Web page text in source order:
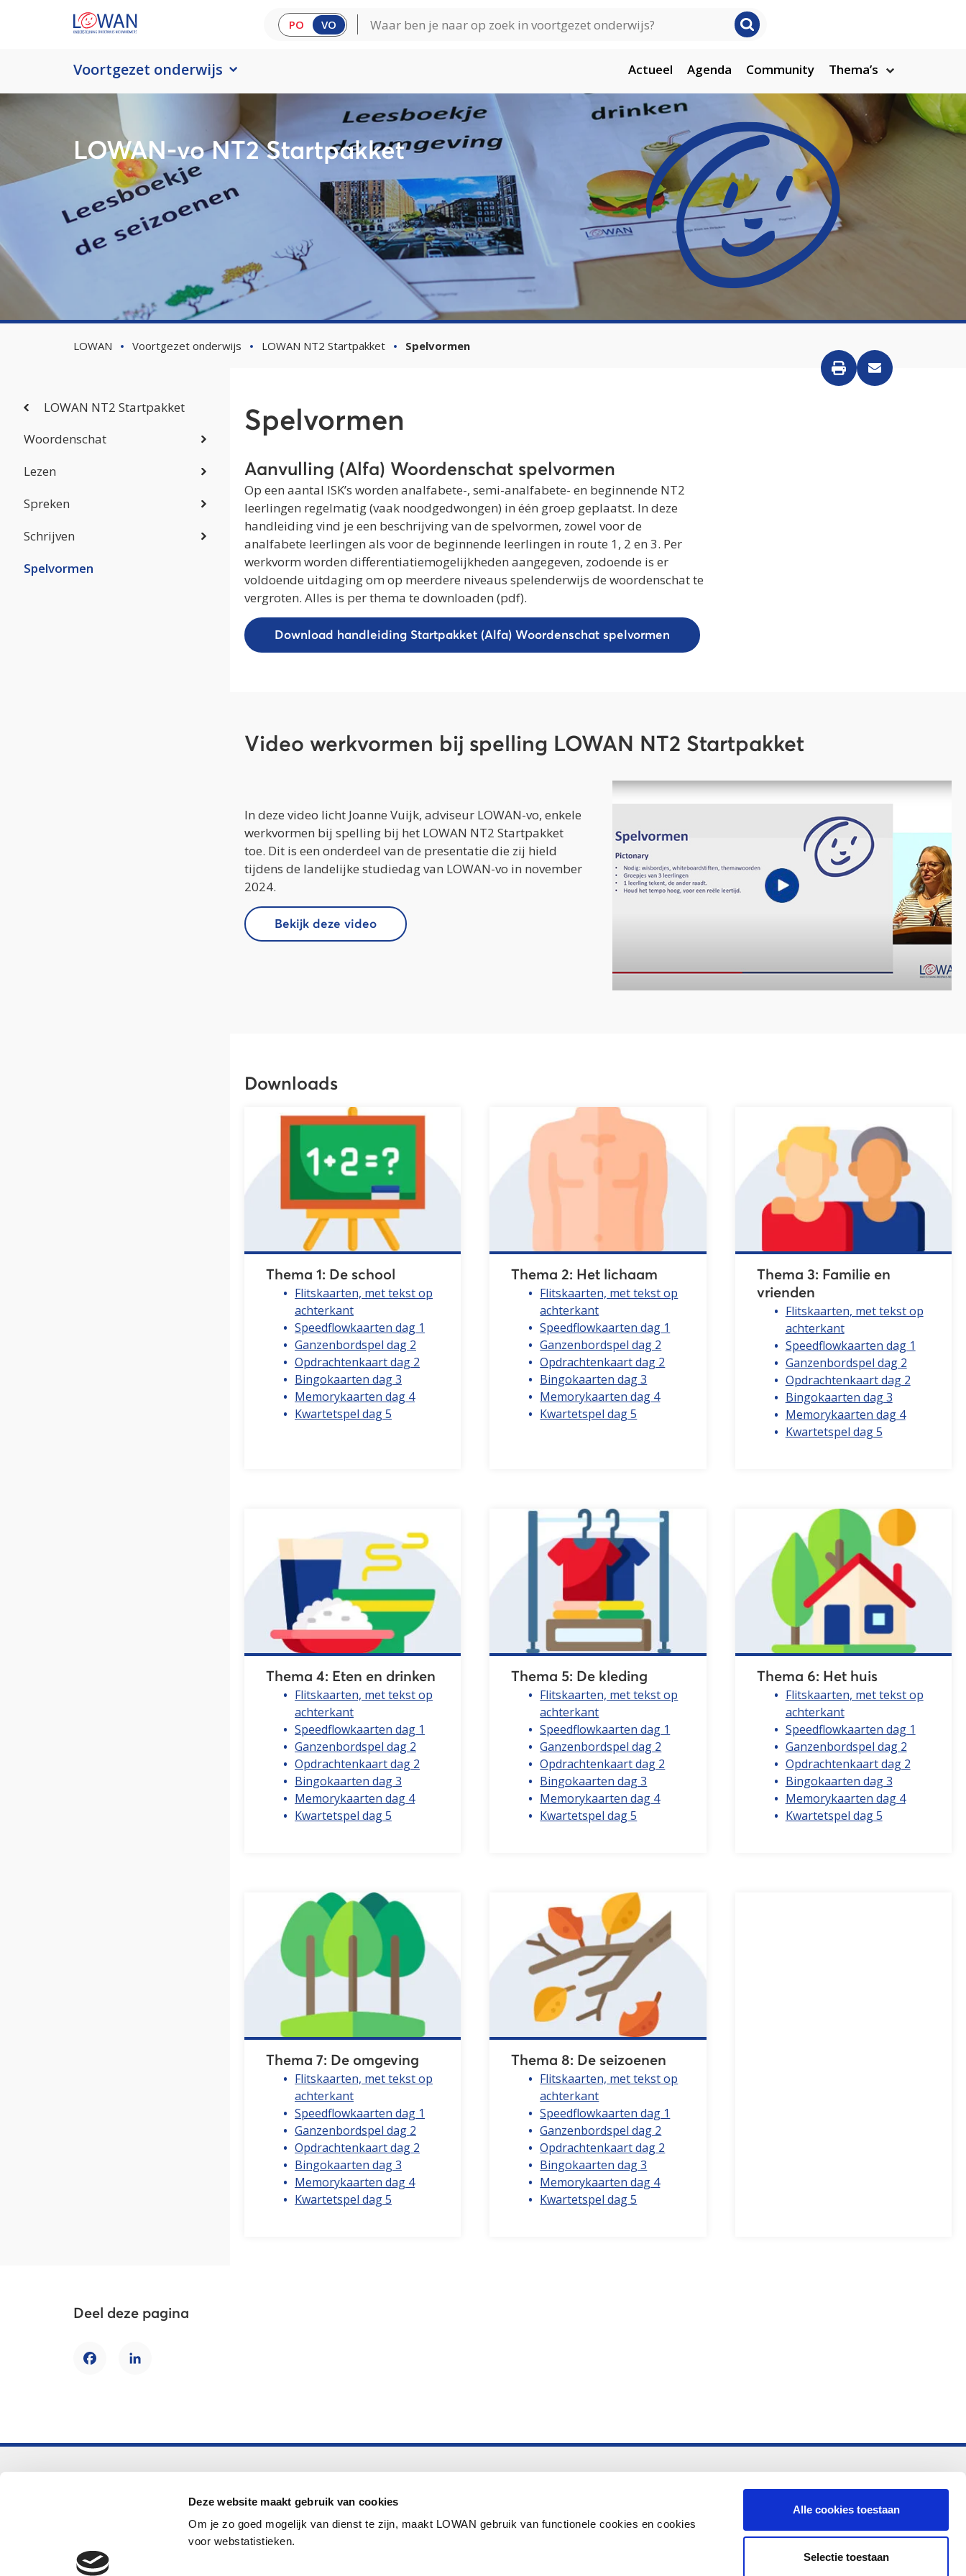
Deze website maakt gebruik van cookies
Om je zo goed mogelijk van dienst te zijn, maakt LOWAN gebruik van functionele cookies en cookies
voor webstatistieken.
Alle cookies toestaan
Selectie toestaan
PO VO
Voortgezet onderwijs Actueel Agenda Community Thema’s
LOWAN-vo NT2 Startpakket
LOWAN Voortgezet onderwijs LOWAN NT2 Startpakket Spelvormen
LOWAN NT2 Startpakket
Woordenschat
Lezen
Spreken
Schrijven
Spelvormen
Spelvormen
Aanvulling (Alfa) Woordenschat spelvormen
Op een aantal ISK’s worden analfabete-, semi-analfabete- en beginnende NT2
leerlingen regelmatig (vaak noodgedwongen) in één groep geplaatst. In deze
handleiding vind je een beschrijving van de spelvormen, zowel voor de
analfabete leerlingen als voor de beginnende leerlingen in route 1, 2 en 3. Per
werkvorm worden differentiatiemogelijkheden aangegeven, zodoende is er
voldoende uitdaging om op meerdere niveaus spelenderwijs de woordenschat te
vergroten. Alles is per thema te downloaden (pdf).
Download handleiding Startpakket (Alfa) Woordenschat spelvormen
Video werkvormen bij spelling LOWAN NT2 Startpakket
In deze video licht Joanne Vuijk, adviseur LOWAN-vo, enkele
werkvormen bij spelling bij het LOWAN NT2 Startpakket
toe. Dit is een onderdeel van de presentatie die zij hield
tijdens de landelijke studiedag van LOWAN-vo in november
2024.
Bekijk deze video
Downloads
Thema 1: De school
Flitskaarten, met tekst op
achterkant
Speedflowkaarten dag 1
Ganzenbordspel dag 2
Opdrachtenkaart dag 2
Bingokaarten dag 3
Memorykaarten dag 4
Kwartetspel dag 5
Thema 2: Het lichaam
Flitskaarten, met tekst op
achterkant
Speedflowkaarten dag 1
Ganzenbordspel dag 2
Opdrachtenkaart dag 2
Bingokaarten dag 3
Memorykaarten dag 4
Kwartetspel dag 5
Thema 3: Familie en
vrienden
Flitskaarten, met tekst op
achterkant
Speedflowkaarten dag 1
Ganzenbordspel dag 2
Opdrachtenkaart dag 2
Bingokaarten dag 3
Memorykaarten dag 4
Kwartetspel dag 5
Thema 4: Eten en drinken
Flitskaarten, met tekst op
achterkant
Speedflowkaarten dag 1
Ganzenbordspel dag 2
Opdrachtenkaart dag 2
Bingokaarten dag 3
Memorykaarten dag 4
Kwartetspel dag 5
Thema 5: De kleding
Flitskaarten, met tekst op
achterkant
Speedflowkaarten dag 1
Ganzenbordspel dag 2
Opdrachtenkaart dag 2
Bingokaarten dag 3
Memorykaarten dag 4
Kwartetspel dag 5
Thema 6: Het huis
Flitskaarten, met tekst op
achterkant
Speedflowkaarten dag 1
Ganzenbordspel dag 2
Opdrachtenkaart dag 2
Bingokaarten dag 3
Memorykaarten dag 4
Kwartetspel dag 5
Thema 7: De omgeving
Flitskaarten, met tekst op
achterkant
Speedflowkaarten dag 1
Ganzenbordspel dag 2
Opdrachtenkaart dag 2
Bingokaarten dag 3
Memorykaarten dag 4
Kwartetspel dag 5
Thema 8: De seizoenen
Flitskaarten, met tekst op
achterkant
Speedflowkaarten dag 1
Ganzenbordspel dag 2
Opdrachtenkaart dag 2
Bingokaarten dag 3
Memorykaarten dag 4
Kwartetspel dag 5
Deel deze pagina
FacebookLinkedIn